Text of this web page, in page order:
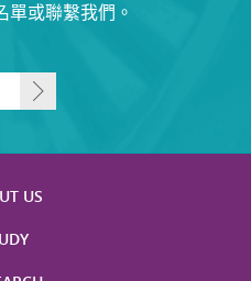
單或聯繫我們。
US